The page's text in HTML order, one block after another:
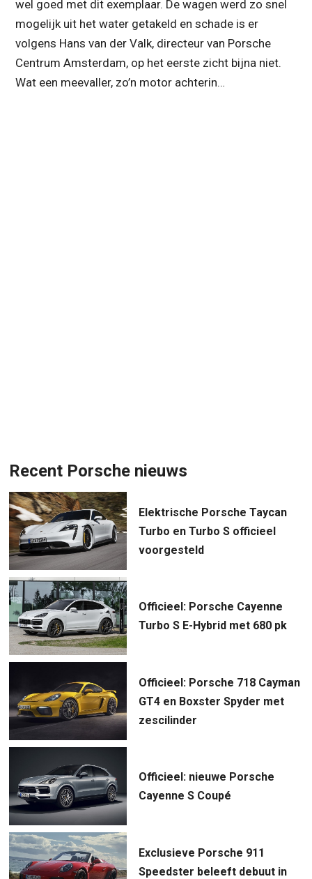
wel goed met dit exemplaar. De wagen werd zo snel
mogelijk uit het water getakeld en schade is er
volgens Hans van der Valk, directeur van Porsche
Centrum Amsterdam, op het eerste zicht bijna niet.
Wat een meevaller, zo’n motor achterin…
Recent Porsche nieuws
Elektrische Porsche Taycan
Turbo en Turbo S officieel
voorgesteld
Officieel: Porsche Cayenne
Turbo S E-Hybrid met 680 pk
Officieel: Porsche 718 Cayman
GT4 en Boxster Spyder met
zescilinder
Officieel: nieuwe Porsche
Cayenne S Coupé
Exclusieve Porsche 911
Speedster beleeft debuut in